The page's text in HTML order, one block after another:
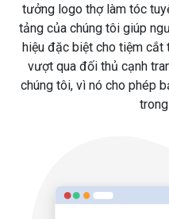
tưởng logo thợ làm tóc
tảng của chúng tôi giúp
hiệu đặc biệt cho tiệm cắt
vượt qua đối thủ cạnh
chúng tôi, vì nó cho phép